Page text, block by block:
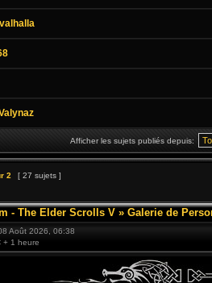
Afficher les sujets publiés depuis:
2 [ 27 sujets ]
- The Elder Scrolls V » Galerie de
Août 2026, 06:38
+ 1 heure